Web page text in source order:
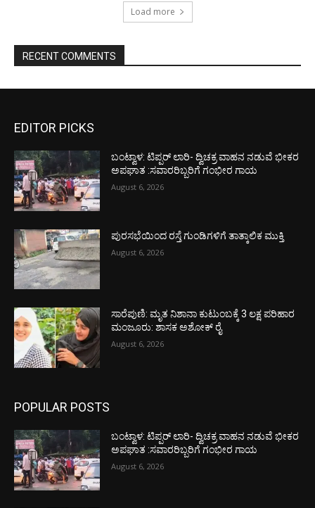
Load more
RECENT COMMENTS
EDITOR PICKS
ಬಂಟ್ವಾಳ: ಟಿಪ್ಪರ್ ಲಾರಿ- ದ್ವಿಚಕ್ರ ವಾಹನ ನಡುವೆ ಭೀಕರ
ಅಪಘಾತ :ಸವಾರರಿಬ್ಬರಿಗೆ ಗಂಭೀರ ಗಾಯ
August 6, 2026
ಪುರಸಭೆಯಿಂದ ರಸ್ತೆ ಗುಂಡಿಗಳಿಗೆ ತಾತ್ಕಾಲಿಕ ಮುಕ್ತಿ
August 6, 2026
ಸಾರೆಪುಣಿ: ಮೃತ ನಿಶಾನಾ ಕುಟುಂಬಕ್ಕೆ 3 ಲಕ್ಷ ಪರಿಹಾರ
ಮಂಜೂರು: ಶಾಸಕ ಅಶೋಕ್ ರೈ
August 6, 2026
POPULAR POSTS
ಬಂಟ್ವಾಳ: ಟಿಪ್ಪರ್ ಲಾರಿ- ದ್ವಿಚಕ್ರ ವಾಹನ ನಡುವೆ ಭೀಕರ
ಅಪಘಾತ :ಸವಾರರಿಬ್ಬರಿಗೆ ಗಂಭೀರ ಗಾಯ
August 6, 2026